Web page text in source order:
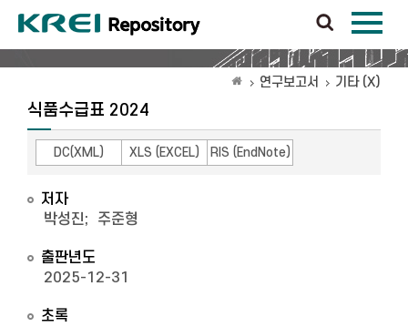
연구보고서 기타 (X)
식품수급표 2024
DC(XML) XLS (EXCEL) RIS (EndNote)
저자
박성진; 주준형
출판년도
2025-12-31
초록